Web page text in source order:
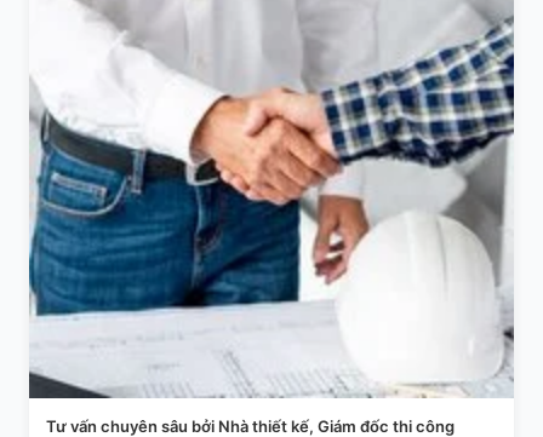
Tư vấn chuyên sâu bởi Nhà thiết kế, Giám đốc thi công